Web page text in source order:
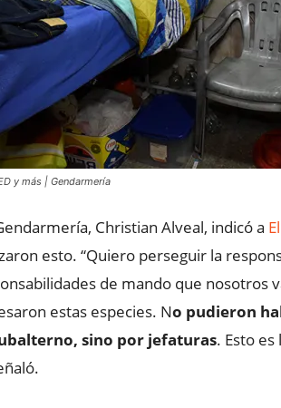
y más | Gendarmería
Christian Alveal, indicó a
esto. “Quiero perseguir la
de mando que nosotros
estas especies. No pudieron
sino por jefaturas. Esto